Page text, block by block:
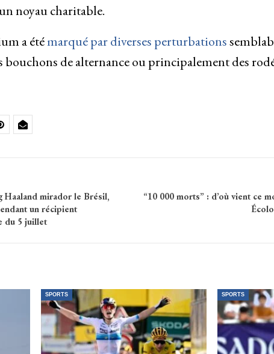
noyau charitable.
a étémarqué par diverses perturbations
bouchons de alternance ou principalement des
Haaland mirador le Brésil,
un récipient
du 5 juillet
“10 000 morts” : d’où vient ce
SPORTS SPORTS